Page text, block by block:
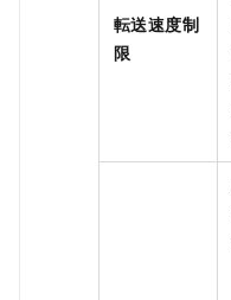
転送速度制
限